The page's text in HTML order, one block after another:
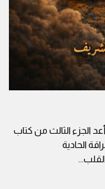
الجزء الثالث من كتاب
الحادية
...